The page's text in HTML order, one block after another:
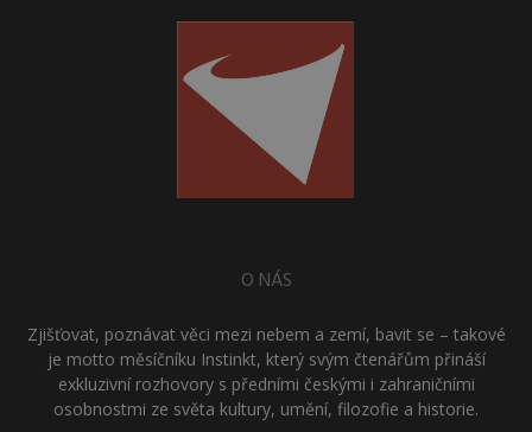
O NÁS
Zjišťovat, poznávat věci mezi nebem a zemí, bavit se – takové
je motto měsíčníku Instinkt, který svým čtenářům přináší
exkluzivní rozhovory s předními českými i zahraničními
osobnostmi ze světa kultury, umění, filozofie a historie.